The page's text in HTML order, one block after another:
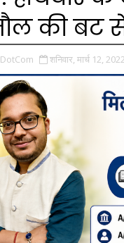
की बट
शनिवार, मार्च 12, 2022